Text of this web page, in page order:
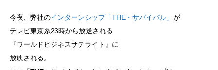
今夜、弊社のインターンシップ「THE・サバイバル」 が
テレビ東京系23時から放送される
『ワールドビジネスサテライト』に
放映される。